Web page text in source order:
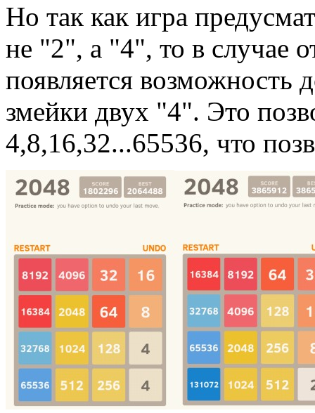
Но так как игра
не "2", а "4", то в случае
появляется возможность
змейки двух "4". Это
4,8,16,32...65536, что